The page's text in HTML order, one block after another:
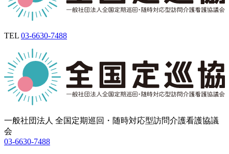
TEL 03-6630-7488
一般社団法人 全国定期巡回・随時対応型訪問介護看護協議
会
03-6630-7488